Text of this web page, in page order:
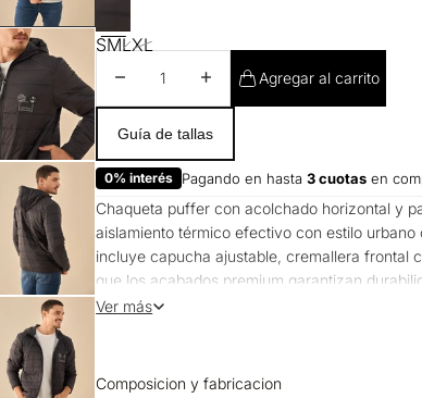
SMLXL
Disminuir cantidadAumentar cantidad
Agregar al carrito
Guía de tallas
0% interés Pagando en hasta3 cuotas en
Chaqueta puffer con acolchado horizontal y
aislamiento térmico efectivo con estilo
incluye capucha ajustable, cremallera frontal
que los acabados premium garantizan
profesionales urbanos que buscan
Ver más
Composicion y fabricacion